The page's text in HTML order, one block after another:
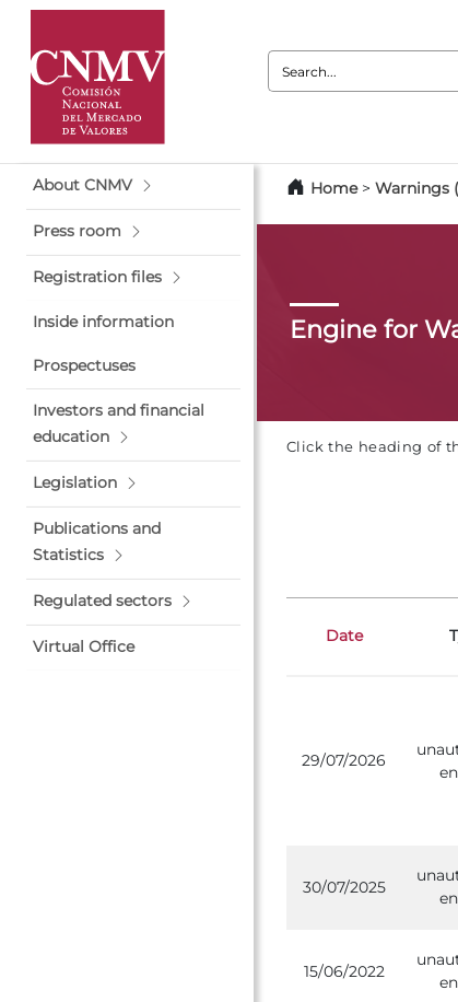
Search:
About CNMV
Press room
Registration files
Inside information
Prospectuses
Investors and financial
education
Legislation
Publications and
Statistics
Regulated sectors
Virtual Office
Home> Warnings
Engine for
Click the heading of
Date
29/07/2026
30/07/2025
15/06/2022